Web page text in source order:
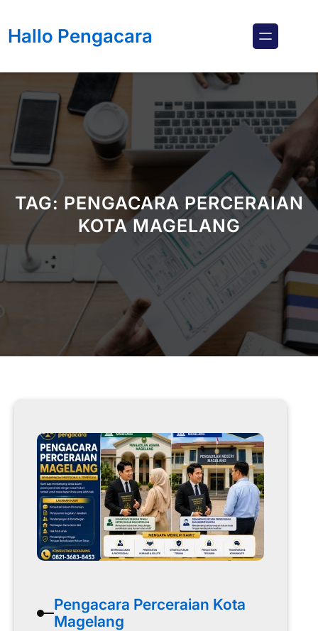
konten
Hallo Pengacara
TAG: PENGACARA PERCERAIAN
KOTA MAGELANG
Pengacara Perceraian Kota
Magelang